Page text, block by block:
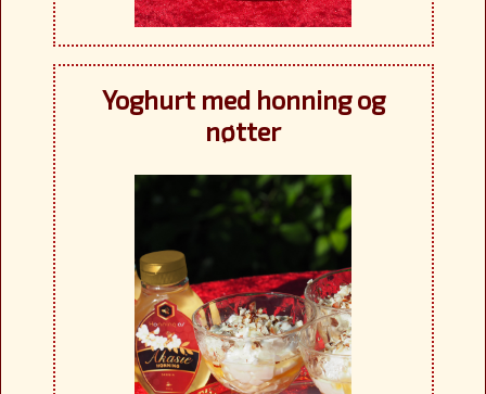
Yoghurt med honning og
nøtter